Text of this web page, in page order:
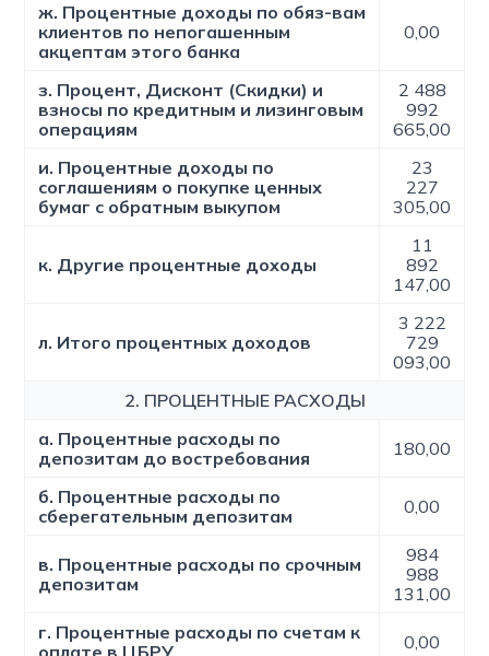
ж. Процентные доходы по обяз-вам
клиентов по непогашенным
акцептам этого банка
0,00
з. Процент, Дисконт (Скидки) и
взносы по кредитным и лизинговым
операциям
2 488
992
665,00
и. Процентные доходы по
соглашениям о покупке ценных
бумаг с обратным выкупом
23
227
305,00
к. Другие процентные доходы
11
892
147,00
л. Итого процентных доходов
3 222
729
093,00
2. ПРОЦЕНТНЫЕ РАСХОДЫ
а. Процентные расходы по
депозитам до востребования
180,00
б. Процентные расходы по
сберегательным депозитам
0,00
в. Процентные расходы по срочным
депозитам
984
988
131,00
г. Процентные расходы по счетам к
оплате в ЦБРУ
0,00